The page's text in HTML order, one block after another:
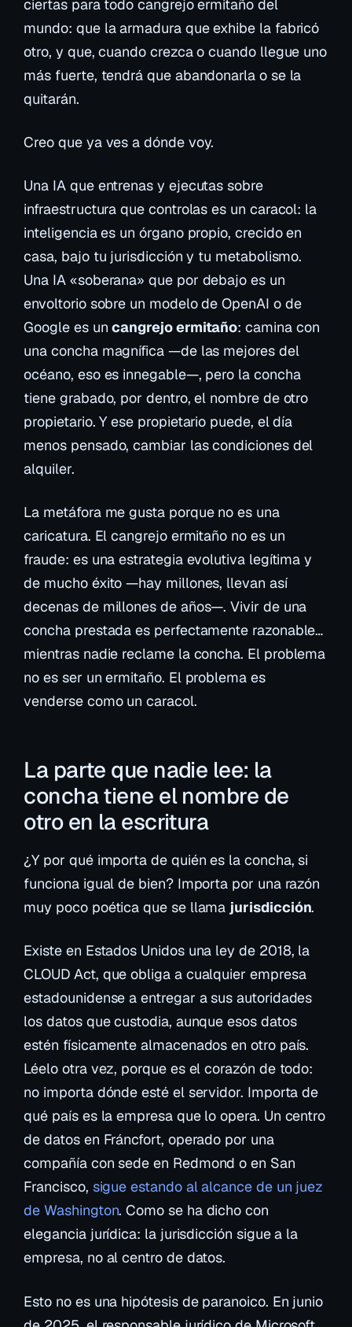
ciertas para todo cangrejo ermitaño del
mundo: que la armadura que exhibe la fabricó
otro, y que, cuando crezca o cuando llegue uno
más fuerte, tendrá que abandonarla o se la
quitarán.
Creo que ya ves a dónde voy.
Una IA que entrenas y ejecutas sobre
infraestructura que controlas es un caracol: la
inteligencia es un órgano propio, crecido en
casa, bajo tu jurisdicción y tu metabolismo.
Una IA «soberana» que por debajo es un
envoltorio sobre un modelo de OpenAI o de
Google es uncangrejo ermitaño: camina con
una concha magnífica —de las mejores del
océano, eso es innegable—, pero la concha
tiene grabado, por dentro, el nombre de otro
propietario. Y ese propietario puede, el día
menos pensado, cambiar las condiciones del
alquiler.
La metáfora me gusta porque no es una
caricatura. El cangrejo ermitaño no es un
fraude: es una estrategia evolutiva legítima y
de mucho éxito —hay millones, llevan así
decenas de millones de años—. Vivir de una
concha prestada es perfectamente razonable…
mientras nadie reclame la concha. El problema
no es ser un ermitaño. El problema es
venderse como un caracol.
La parte que nadie lee: la
concha tiene el nombre de
otro en la escritura
¿Y por qué importa de quién es la concha, si
funciona igual de bien? Importa por una razón
muy poco poética que se llama jurisdicción.
Existe en Estados Unidos una ley de 2018, la
CLOUD Act, que obliga a cualquier empresa
estadounidense a entregar a sus autoridades
los datos que custodia, aunque esos datos
estén físicamente almacenados en otro país.
Léelo otra vez, porque es el corazón de todo:
no importa dónde esté el servidor. Importa de
qué país es la empresa que lo opera. Un centro
de datos en Fráncfort, operado por una
compañía con sede en Redmond o en San
Francisco, sigue estando al alcance de un juez
de Washington. Como se ha dicho con
elegancia jurídica: la jurisdicción sigue a la
empresa, no al centro de datos.
Esto no es una hipótesis de paranoico. En junio